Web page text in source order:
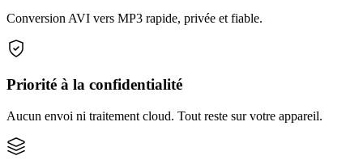
Conversion AVI vers MP3 rapide, privée et fiable.
Priorité à la confidentialité
Aucun envoi ni traitement cloud. Tout reste sur votre appareil.